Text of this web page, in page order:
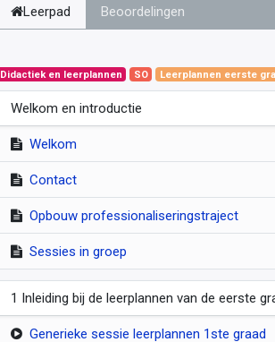
Leerpad Beoordelingen
Didactiek en leerplannen SO Leerplannen eerste
Welkom en introductie
Welkom
Contact
Opbouw professionaliseringstraject
Sessies in groep
1 Inleiding bij de leerplannen van de eerste
Generieke sessie leerplannen 1ste graad